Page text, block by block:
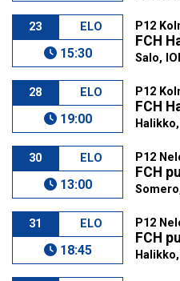
23 ELO
15:30
P12
FCH
Salo,
28 ELO
19:00
P12
FCH
30 ELO
13:00
P12
FCH
31 ELO
18:45
P12
FCH